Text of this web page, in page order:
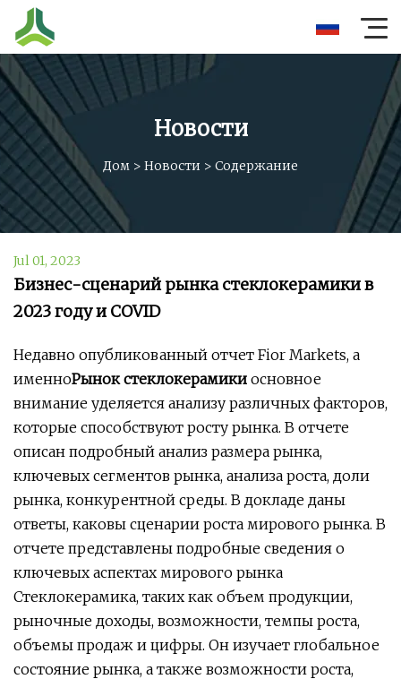
Новости
Дом > Новости > Содержание
Jul 01, 2023
Бизнес-сценарий рынка стеклокерамики в
2023 году и COVID
Недавно опубликованный отчет Fior Markets, а
именноРынок стеклокерамики основное
внимание уделяется анализу различных факторов,
которые способствуют росту рынка. В отчете
описан подробный анализ размера рынка,
ключевых сегментов рынка, анализа роста, доли
рынка, конкурентной среды. В докладе даны
ответы, каковы сценарии роста мирового рынка. В
отчете представлены подробные сведения о
ключевых аспектах мирового рынка
Стеклокерамика, таких как объем продукции,
рыночные доходы, возможности, темпы роста,
объемы продаж и цифры. Он изучает глобальное
состояние рынка, а также возможности роста,